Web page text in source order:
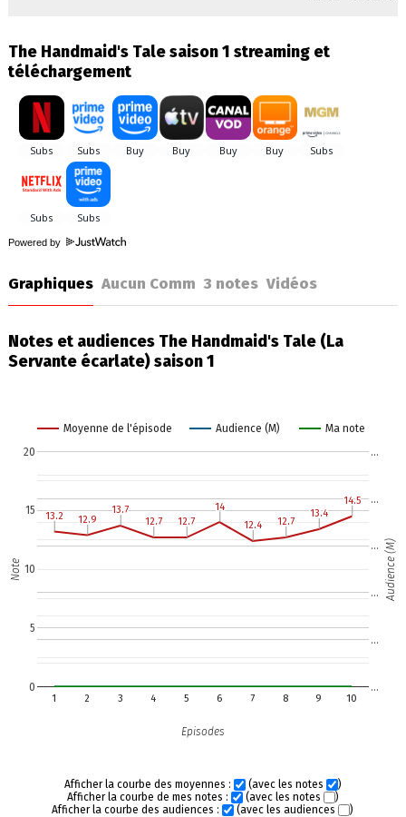
The Handmaid's Tale saison 1 streaming et
téléchargement
Powered by
Graphiques Aucun Comm 3 notes Vidéos
Notes et audiences The Handmaid's Tale (La
Servante écarlate) saison 1
Moyenne de l'épisode Audience (M) Ma note
1 2 3 4 5 6 7 8 9 10
0
5
10
15
20
…
…
…
…
…
…
13.2
13.2 12.9
12.9
13.7
13.7
12.7
12.7 12.7
12.7
14
14
12.4
12.4 12.7
12.7
13.4
13.4
14.5
14.5
Episodes
Note Audience (M)
Afficher la courbe des moyennes : (avec les notes
)
Afficher la courbe de mes notes :
(avec les notes
)
Afficher la courbe des audiences :
(avec les audiences )